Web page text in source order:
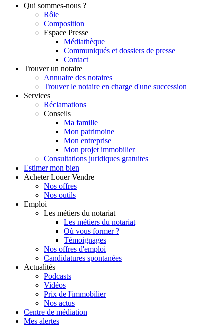
Qui sommes-nous ?
Rôle
Composition
Espace Presse
Médiathèque
Communiqués et dossiers de presse
Contact
Trouver un notaire
Annuaire des notaires
Trouver le notaire en charge d'une succession
Services
Réclamations
Conseils
Ma famille
Mon patrimoine
Mon entreprise
Mon projet immobilier
Consultations juridiques gratuites
Estimer mon bien
Acheter Louer Vendre
Nos offres
Nos outils
Emploi
Les métiers du notariat
Les métiers du notariat
Où vous former ?
Témoignages
Nos offres d'emploi
Candidatures spontanées
Actualités
Podcasts
Vidéos
Prix de l'immobilier
Nos actus
Centre de médiation
Mes alertes